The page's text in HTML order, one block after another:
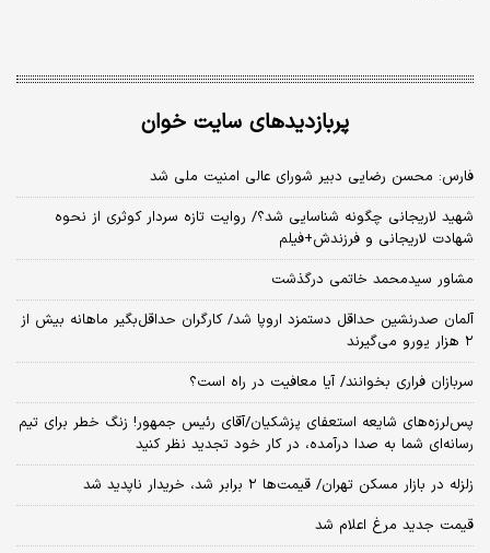
پربازدیدهای سایت خوان
فارس: محسن رضایی دبیر شورای عالی امنیت ملی شد
شهید لاریجانی چگونه شناسایی شد؟/ روایت تازه سردار کوثری از نحوه
شهادت لاریجانی و فرزندش+فیلم
مشاور سیدمحمد خاتمی درگذشت
آلمان صدرنشین حداقل دستمزد اروپا شد/ کارگران حداقل‌بگیر ماهانه بیش از
۲ هزار یورو می‌گیرند
سربازان فراری بخوانند/ آیا معافیت در راه است؟
پس‌لرزه‌های شایعه استعفای پزشکیان/آقای رئیس جمهور! زنگ خطر برای تیم
رسانه‌ای شما به صدا درآمده، در کار خود تجدید نظر کنید
زلزله در بازار مسکن تهران/ قیمت‌ها ۲ برابر شد، خریدار ناپدید شد
قیمت جدید مرغ اعلام شد